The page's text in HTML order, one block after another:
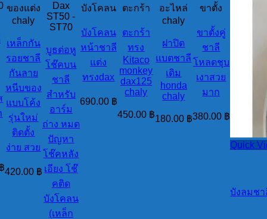
quantity
ของแต่ง
chaly
เหล็กกัน
รอยชาลี
กันลาย
หนีบของ
แบบโค้ง
รุ่นใหม่
ติดตั้ง
ง่าย สวย
420.00 ฿
Dax
ST50 -
ST70
บูธต่อหู
โช๊คบน
ชาลี
สำหรับ
อาร์ม
ถ่าง หมด
ปัญหา
โช๊คหลัง
เอียง โช๊
คติด
บังโคลน
(เหล็ก
บังโคลน
บังโคลน
หน้าชาลี
แต่ง
ทรงdax
690.00 ฿
ตะกร้า
ตะกร้า
ทรง
Kitaco
monkey
dax125
chaly
450.00 ฿
อะไหล่
chaly
ฝาปิด
แบตชาลี
เดิม
honda
chaly
180.00 ฿
ขาตั้ง
ขาตั้งคู่
ชาลี
โหลดชุบ
เงาสวย
มาก
380.00 ฿
Quick
บังลมช